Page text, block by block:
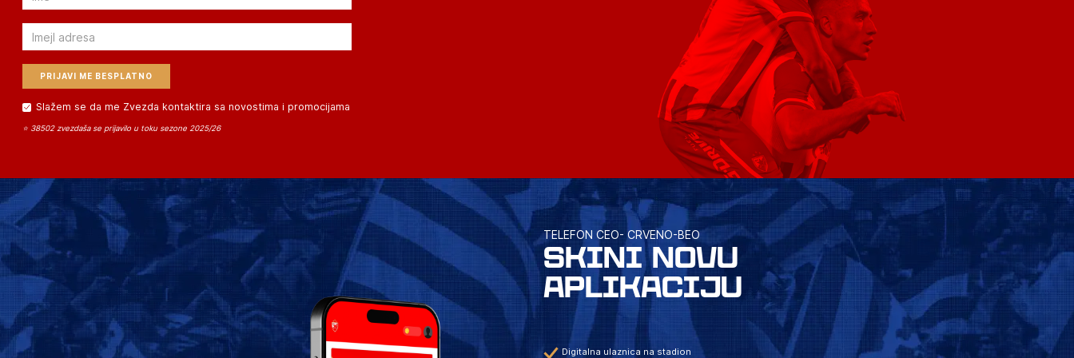
Email
Slažem se da me Zvezda kontaktira sa novostima i promocijama
⭐ 38502 zvezdaša se prijavilo u toku sezone 2025/26
TELEFON CEO- CRVENO-BEO
SKINI NOVU
APLIKACIJU
Digitalna ulaznica na stadion